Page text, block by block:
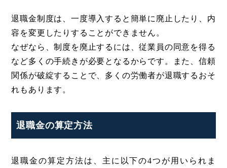
退職金制度は、一度導入すると簡単に廃止したり、内
容を変更したりすることができません。
なぜなら、制度を廃止するには、従業員の同意を得る
など多くの手続きが必要となるからです。また、信頼
関係が破綻することで、多くの労働者が退職するおそ
れもあります。
退職金の算定方法
退職金の算定方法は、主に以下の4つが用いられま